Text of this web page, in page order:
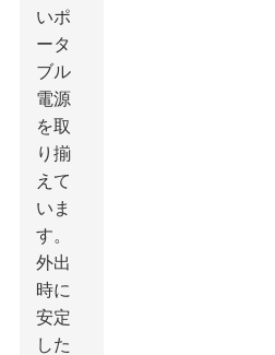
いポ
ータ
ブル
電源
を取
り揃
えて
いま
す。
外出
時に
安定
した